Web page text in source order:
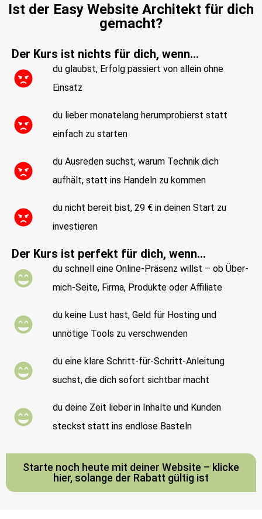
Ist der Easy Website Architekt für dich
gemacht?
Der Kurs ist nichts für dich, wenn…
du glaubst, Erfolg passiert von allein ohne
Einsatz
du lieber monatelang herumprobierst statt
einfach zu starten
du Ausreden suchst, warum Technik dich
aufhält, statt ins Handeln zu kommen
du nicht bereit bist, 29 € in deinen Start zu
investieren
Der Kurs ist perfekt für dich, wenn…
du schnell eine Online-Präsenz willst – ob Über-
mich-Seite, Firma, Produkte oder Affiliate
du keine Lust hast, Geld für Hosting und
unnötige Tools zu verschwenden
du eine klare Schritt-für-Schritt-Anleitung
suchst, die dich sofort sichtbar macht
du deine Zeit lieber in Inhalte und Kunden
steckst statt ins endlose Basteln
Starte noch heute mit deiner Website – klicke
hier, solange der Rabatt gültig ist